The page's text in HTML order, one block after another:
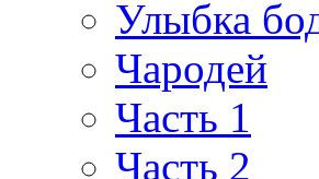
Улыбка
Чародей
Часть 1
Часть 2